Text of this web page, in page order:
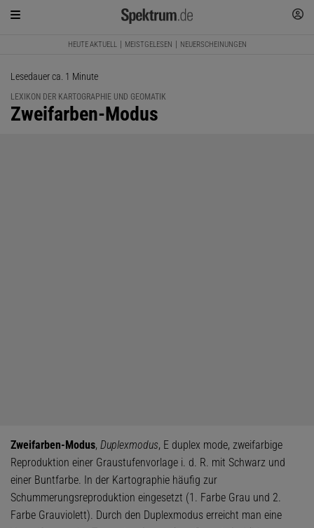
HEUTE AKTUELL MEISTGELESEN NEUERSCHEINUNGEN
Lesedauer ca. 1 Minute
LEXIKON DER KARTOGRAPHIE UND GEOMATIK
:
Zweifarben-Modus
Zweifarben-Modus, Duplexmodus, E duplex mode, zweifarbige
Reproduktion einer Graustufenvorlage i. d. R. mit Schwarz und
einer Buntfarbe. In der Kartographie häufig zur
Schummerungsreproduktion eingesetzt (1. Farbe Grau und 2.
Farbe Grauviolett). Durch den Duplexmodus erreicht man eine